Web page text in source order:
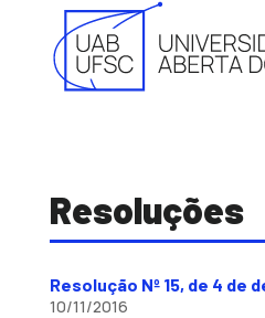
Resoluções
Resolução Nº 15, de 4 de
10/11/2016